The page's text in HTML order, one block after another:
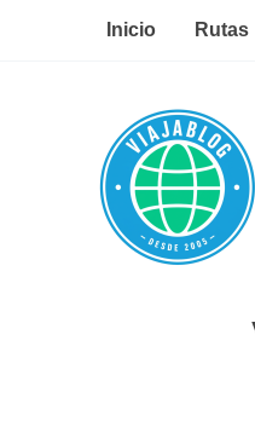
Inicio Rutas